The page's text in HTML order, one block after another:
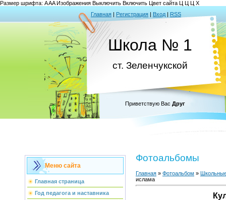
Размер шрифта: AAAИзображения Выключить Включить Цвет сайта Ц Ц Ц Х
Главная | Регистрация | Вход | RSS
Школа № 1
ст. Зеленчукской
Приветствую Вас Друг
Меню сайта
Главная страница
Год педагога и наставника
Фотоальбомы
Главная » Фотоальбом »
ислама